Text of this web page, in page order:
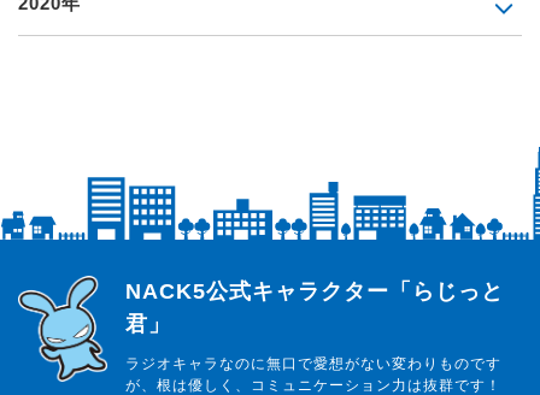
らじっと君
NACK5公式キャラクター「らじっと
君」
ラジオキャラなのに無口で愛想がない変わりものです
が、根は優しく、コミュニケーション力は抜群です！